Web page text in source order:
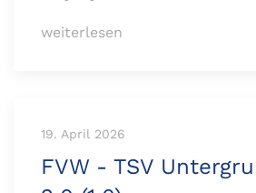
weiterlesen
19. April 2026
FVW - TSV